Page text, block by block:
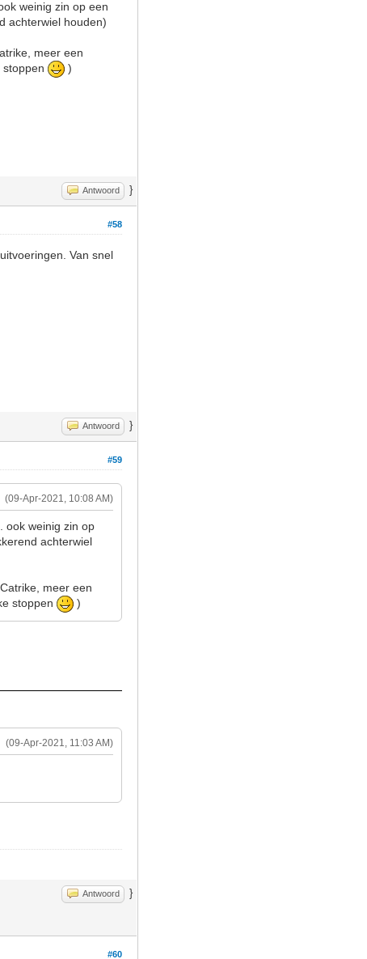
weinig zin op een
achterwiel houden)
meer een
stoppen
)
Antwoord }
#58
Van snel
Antwoord }
#59
(09-Apr-2021, 10:08 AM)
ook weinig zin op
achterwiel
meer een
stoppen
)
(09-Apr-2021, 11:03 AM)
Antwoord }
#60